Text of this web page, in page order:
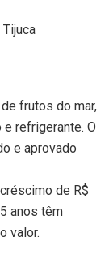
frutos do mar,
refrigerante. O
e aprovado
de R$
anos têm
valor.